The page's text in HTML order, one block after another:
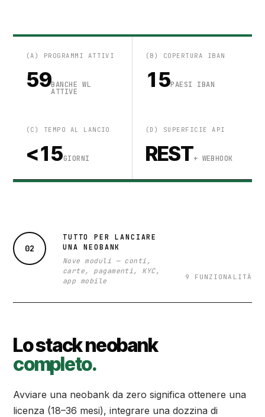
(A) PROGRAMMI ATTIVI
59BANCHE WL
ATTIVE
(B) COPERTURA IBAN
15PAESI IBAN
(C) TEMPO AL LANCIO
<15GIORNI
(D) SUPERFICIE API
REST+ WEBHOOK
02
TUTTO PER LANCIARE
UNA NEOBANK
Nove moduli — conti,
carte, pagamenti, KYC,
app mobile
9 FUNZIONALITÀ
Lo stack neobank
completo.
Avviare una neobank da zero significa ottenere una
licenza (18–36 mesi), integrare una dozzina di